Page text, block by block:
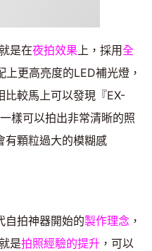
是在夜拍效果 上，採用全
上更高亮度的LED補光燈，
比較馬上可以發現『EX-
樣可以拍出非常清晰的照
有顆粒過大的模糊感
自拍神器開始的製作理念 ，
是拍照經驗的提升 ，可以